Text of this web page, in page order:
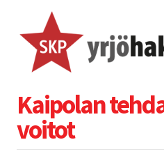
Kaipolan
voitot